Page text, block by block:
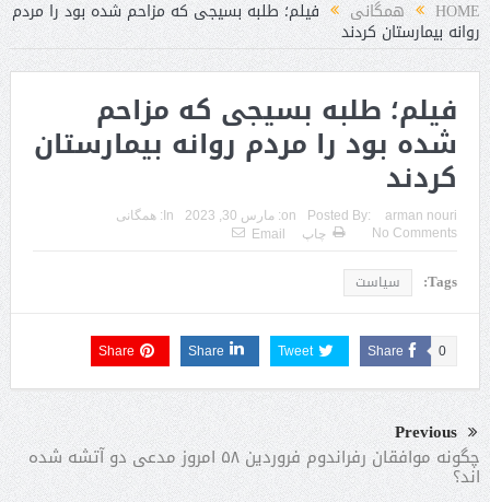
HOME همگانی فیلم؛ طلبه بسیجی که مزاحم شده بود را مردم
روانه بیمارستان کردند
فیلم؛ طلبه بسیجی که مزاحم
شده بود را مردم روانه بیمارستان
کردند
Posted By: arman nouri
on: مارس 30, 2023 In: همگانی
No Comments
چاپ Email
Tags: سیاست
Share 0
Tweet
Share
Share
Previous
چگونه موافقان رفراندوم فروردین ۵٨ امروز مدعی دو آتشه شده
اند؟